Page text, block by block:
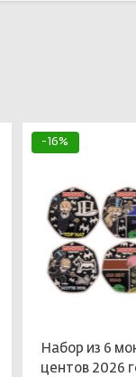
-16%
Набор из 6
центов 2026